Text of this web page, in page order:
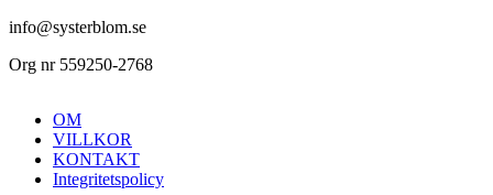
info@systerblom.se
Org nr 559250-2768
OM
VILLKOR
KONTAKT
Integritetspolicy